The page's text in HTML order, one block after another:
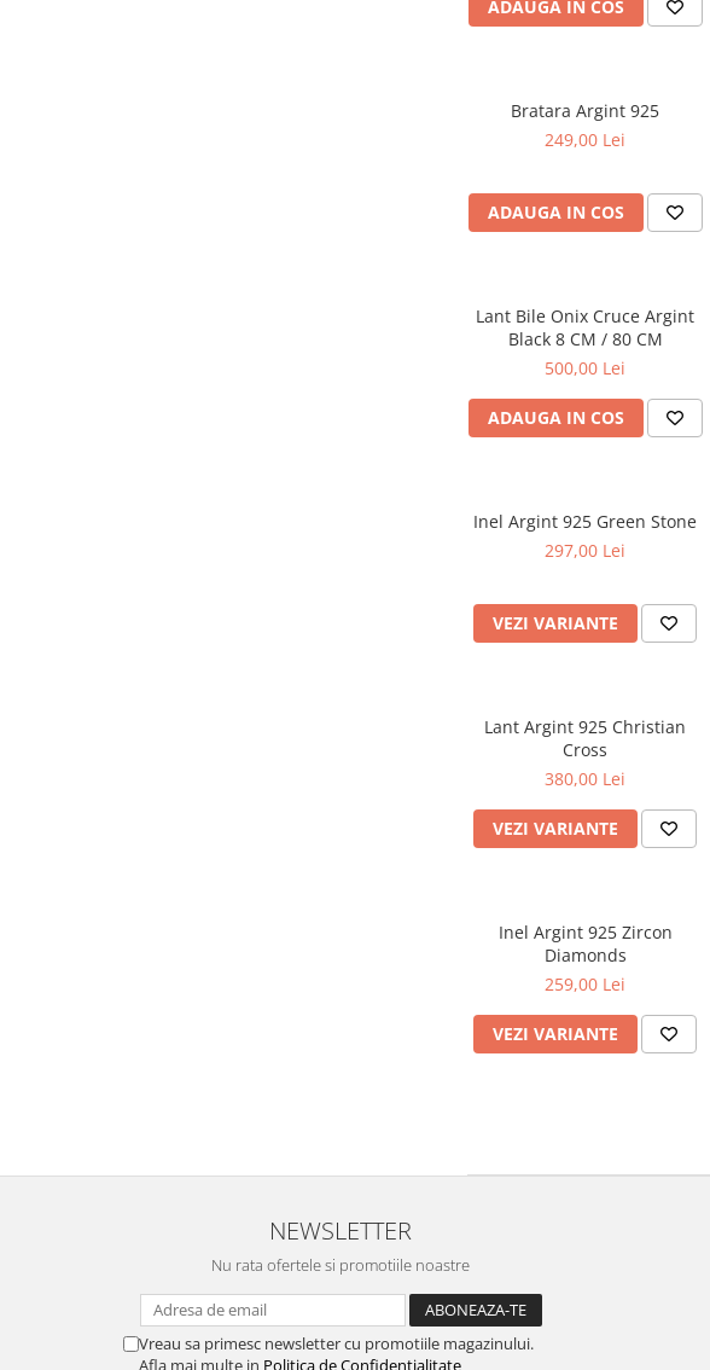
ADAUGA IN COS
Bratara Argint 925
249,00 Lei
ADAUGA IN COS
Lant Bile Onix Cruce Argint
Black 8 CM / 80 CM
500,00 Lei
ADAUGA IN COS
Inel Argint 925 Green Stone
297,00 Lei
VEZI VARIANTE
Lant Argint 925 Christian
Cross
380,00 Lei
VEZI VARIANTE
Inel Argint 925 Zircon
Diamonds
259,00 Lei
VEZI VARIANTE
NEWSLETTER
Nu rata ofertele si promotiile noastre
Vreau sa primesc newsletter cu promotiile magazinului.
Afla mai multe in Politica de Confidentialitate